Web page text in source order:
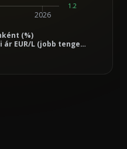
(%)
EUR/L (jobb tenge…
2026
1.2